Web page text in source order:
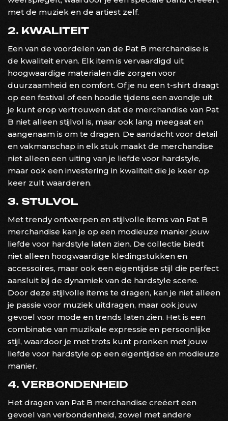
met de muziek en de artiest zelf.
2. KWALITEIT
Een van de voordelen van de Pat B merchandise is
de kwaliteit ervan. Elk item is vervaardigd uit
hoogwaardige materialen die zorgen voor
duurzaamheid en comfort. Of je nu een t-shirt draagt
op een festival of een hoodie tijdens een avondje uit,
je kunt erop vertrouwen dat de merchandise van Pat
B niet alleen stijlvol is, maar ook lang meegaat en
aangenaam is om te dragen. De aandacht voor detail
en vakmanschap in elk stuk maakt de merchandise
niet alleen een uiting van je liefde voor hardstyle,
maar ook een investering in kwaliteit die je keer op
keer zult waarderen.
3. STIJLVOL
Met trendy ontwerpen en stijlvolle items van Pat B
merchandise kan je op een modieuze manier jouw
liefde voor hardstyle laten zien. De collectie biedt
niet alleen hoogwaardige kledingstukken en
accessoires, maar ook een eigentijdse stijl die perfect
aansluit bij de dynamiek van de hardstyle scene.
Door deze stijlvolle items te dragen, kan je niet alleen
je passie voor muziek uitdragen, maar ook jouw
gevoel voor mode en trends laten zien. Het is een
combinatie van muzikale expressie en persoonlijke
stijl, waardoor je met trots kunt pronken met jouw
liefde voor hardstyle op een eigentijdse en modieuze
manier.
4. VERBONDENHEID
Het dragen van Pat B merchandise creëert een
gevoel van verbondenheid, zowel met andere